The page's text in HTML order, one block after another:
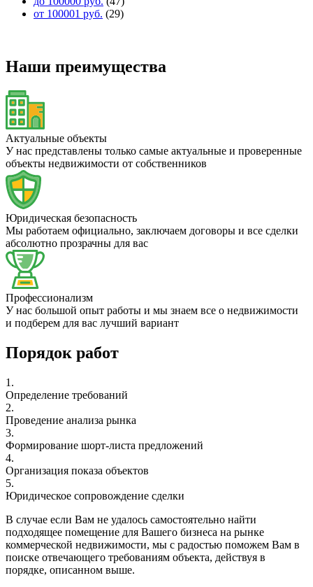
от 100001 руб. (29)
Наши преимущества
Актуальные объекты
У нас представлены только самые актуальные и проверенные
объекты недвижимости от собственников
Юридическая безопасность
Мы работаем официально, заключаем договоры и все сделки
абсолютно прозрачны для вас
Профессионализм
У нас большой опыт работы и мы знаем все о недвижимости
и подберем для вас лучший вариант
Порядок работ
1.
Определение требований
2.
Проведение анализа рынка
3.
Формирование шорт-листа предложений
4.
Организация показа объектов
5.
Юридическое сопровождение сделки
В случае если Вам не удалось самостоятельно найти
подходящее помещение для Вашего бизнеса на рынке
коммерческой недвижимости, мы с радостью поможем Вам в
поиске отвечающего требованиям объекта, действуя в
порядке, описанном выше.